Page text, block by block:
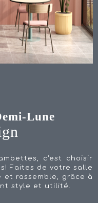
Lune
c'est choisir
Faites de votre salle
et rassemble, grâce à
style et utilité.